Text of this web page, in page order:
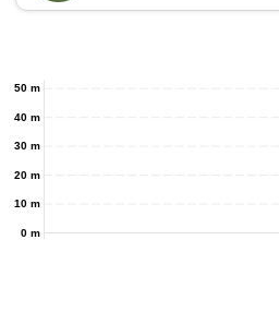
0 m
10 m
20 m
30 m
40 m
50 m